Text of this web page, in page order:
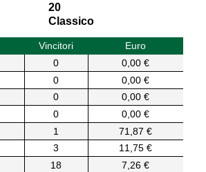
20
Classico
Vincitori
Euro
0
0,00 €
0
0,00 €
0
0,00 €
0
0,00 €
1
71,87 €
3
11,75 €
18
7,26 €